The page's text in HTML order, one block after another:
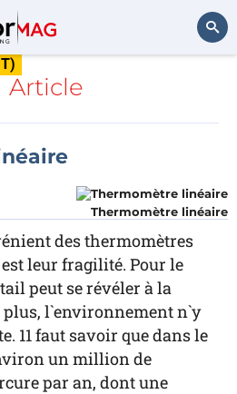
Article
Thermomètre linéaire
des thermomètres
leur fragilité. Pour le
peut se révéler à la
plus, l`environnement n`y
11 faut savoir que dans le
un million de
par an, dont une